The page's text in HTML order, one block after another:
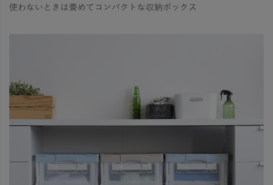
使わないときは畳めてコンパクトな収納ボックス